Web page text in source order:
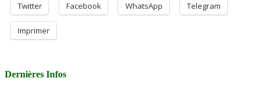
Twitter Facebook WhatsApp Telegram
Imprimer
Dernières Infos